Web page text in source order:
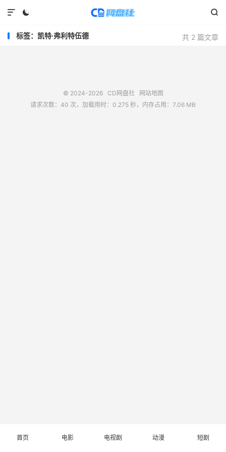
 

共 2 篇文章
标签：凯特·弗利特伍德
© 2024-2026 CD网盘社
网站地图
请求次数：40 次，加载用时：0.275 秒，内存占用：7.06 MB
首页 电影 电视剧 动漫 短剧